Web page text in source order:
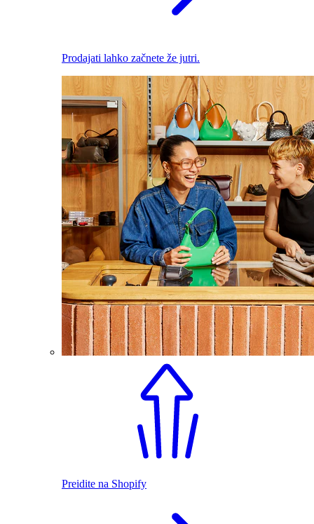
Prodajati lahko začnete že jutri.
Preidite na Shopify